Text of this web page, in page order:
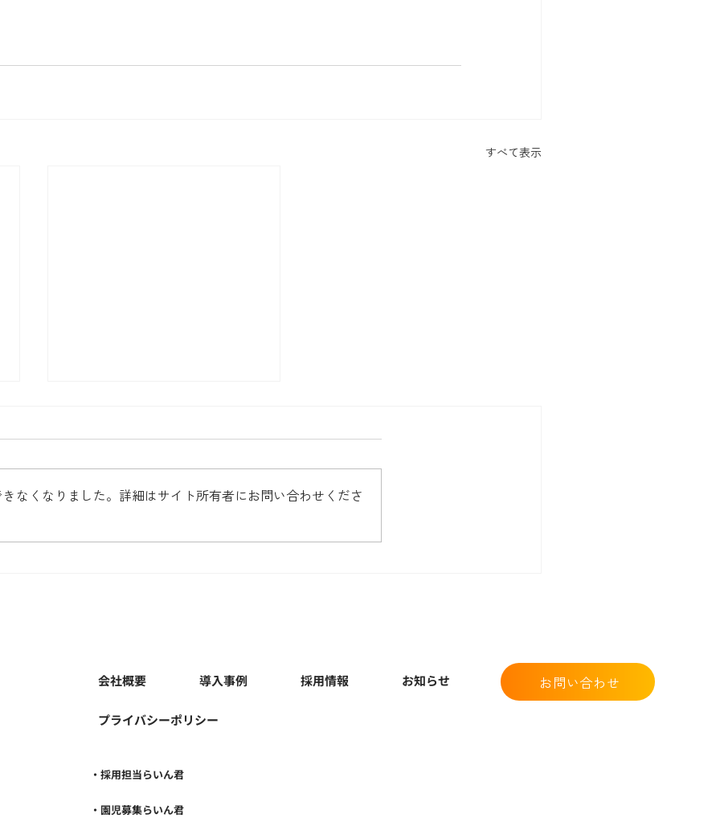
すべて表示
「企業トピ by新R25」に代表
なくなりました。詳細はサイト所有者にお問い合わせくださ
会社概要 導入事例 採用情報 お知らせ
プライバシーポリシー
お問い合わせ
・採用担当らいん君
・園児募集らいん君